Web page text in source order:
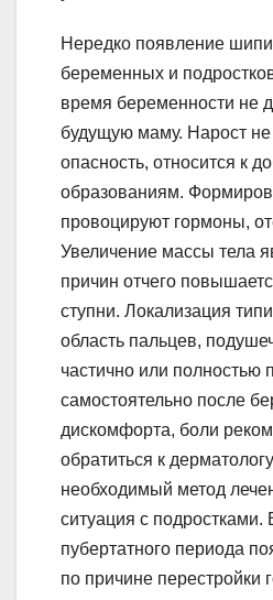
Нередко появление
беременных и
время беременности не
будущую маму. Нарост не
опасность, относится к
образованиям.
провоцируют гормоны,
Увеличение массы тела
причин отчего
ступни. Локализация
область пальцев,
частично или полностью
самостоятельно после
дискомфорта, боли
обратиться к
необходимый метод
ситуация с подростками.
пубертатного периода
по причине перестройки